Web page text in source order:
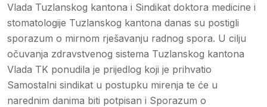
Vlada Tuzlanskog kantona i Sindikat doktora medicine i
stomatologije Tuzlanskog kantona danas su postigli
sporazum o mirnom rješavanju radnog spora. U cilju
očuvanja zdravstvenog sistema Tuzlanskog kantona
Vlada TK ponudila je prijedlog koji je prihvatio
Samostalni sindikat u postupku mirenja te će u
narednim danima biti potpisan i Sporazum o